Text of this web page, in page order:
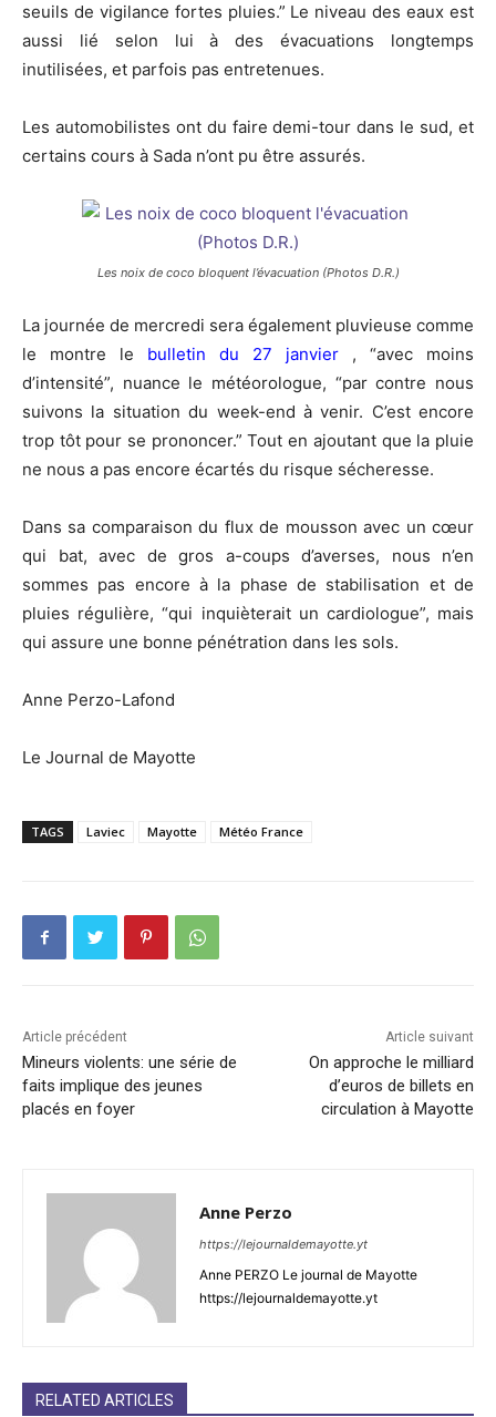
seuils de vigilance fortes pluies.” Le niveau des eaux est
aussi lié selon lui à des évacuations longtemps
inutilisées, et parfois pas entretenues.
Les automobilistes ont du faire demi-tour dans le sud, et
certains cours à Sada n’ont pu être assurés.
Les noix de coco bloquent l’évacuation (Photos D.R.)
La journée de mercredi sera également pluvieuse comme
le montre le bulletin du 27 janvier , “avec moins
d’intensité”, nuance le météorologue, “par contre nous
suivons la situation du week-end à venir. C’est encore
trop tôt pour se prononcer.” Tout en ajoutant que la pluie
ne nous a pas encore écartés du risque sécheresse.
Dans sa comparaison du flux de mousson avec un cœur
qui bat, avec de gros a-coups d’averses, nous n’en
sommes pas encore à la phase de stabilisation et de
pluies régulière, “qui inquièterait un cardiologue”, mais
qui assure une bonne pénétration dans les sols.
Anne Perzo-Lafond
Le Journal de Mayotte
TAGS Laviec Mayotte Météo France
Article précédent
Mineurs violents: une série de
faits implique des jeunes
placés en foyer
Article suivant
On approche le milliard
d’euros de billets en
circulation à Mayotte
Anne Perzo
https://lejournaldemayotte.yt
Anne PERZO Le journal de Mayotte
https://lejournaldemayotte.yt
RELATED ARTICLES